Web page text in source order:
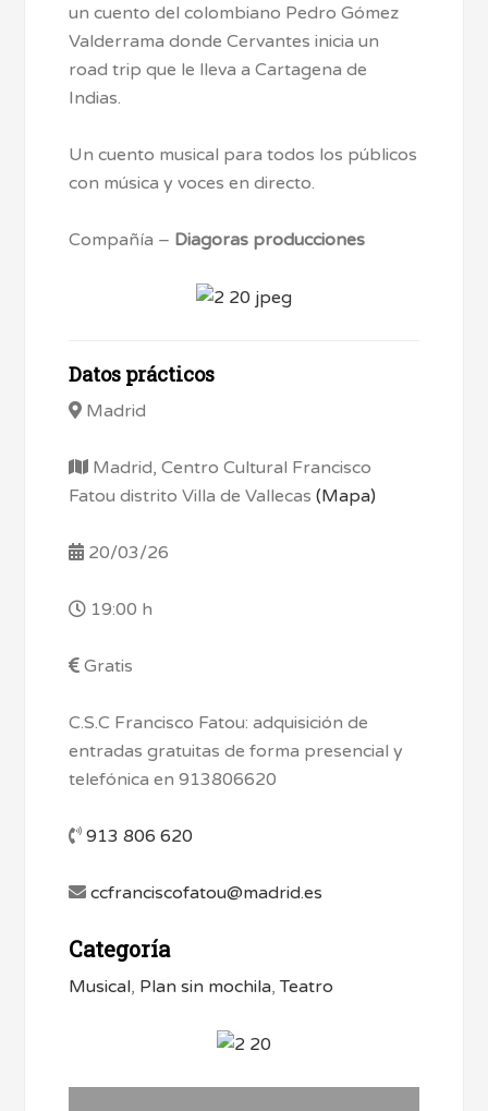
un cuento del colombiano Pedro Gómez
Valderrama donde Cervantes inicia un
road trip que le lleva a Cartagena de
Indias.
Un cuento musical para todos los públicos
con música y voces en directo.
Compañía – Diagoras producciones
Datos prácticos
Madrid
Madrid, Centro Cultural Francisco
Fatou distrito Villa de Vallecas(Mapa)
20/03/26
19:00 h
Gratis
C.S.C Francisco Fatou: adquisición de
entradas gratuitas de forma presencial y
telefónica en 913806620
913 806 620
ccfranciscofatou@madrid.es
Categoría
Musical, Plan sin mochila,Teatro